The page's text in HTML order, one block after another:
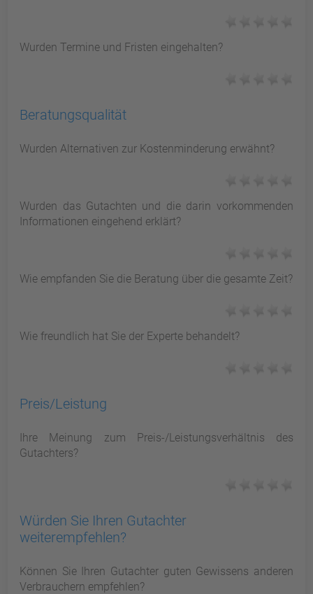
Wurden Termine und Fristen eingehalten?
Beratungsqualität
Wurden Alternativen zur Kostenminderung erwähnt?
Wurden das Gutachten und die darin vorkommenden
Informationen eingehend erklärt?
Wie empfanden Sie die Beratung über die gesamte Zeit?
Wie freundlich hat Sie der Experte behandelt?
Preis/Leistung
Ihre Meinung zum Preis-/Leistungsverhältnis des
Gutachters?
Würden Sie Ihren Gutachter
weiterempfehlen?
Können Sie Ihren Gutachter guten Gewissens anderen
Verbrauchern empfehlen?